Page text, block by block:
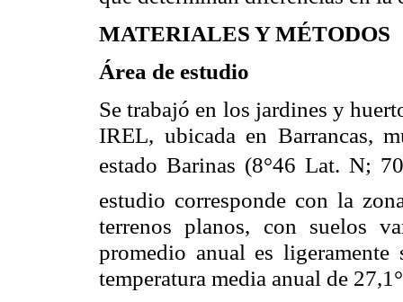
MATERIALES Y MÉTODOS
Área de estudio
Se trabajó en los jardines y
IREL, ubicada en Barrancas,
estado Barinas (8°46 Lat. N;
estudio corresponde con la
terrenos planos, con suelos
promedio anual es
temperatura media anual de 27,1